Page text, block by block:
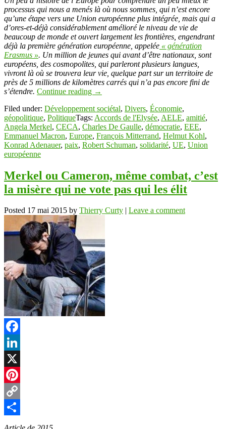
processus qui nous a menés là où nous sommes, qui n’est encore
qu’une étape vers une Union européenne plus intégrée, mais qui a
d’ores-et-déjà considérablement amélioré le niveau de vie de
beaucoup de monde et ouvert largement les frontières, engendrant
déjà la première génération européenne, appelée « génération
Erasmus ». Un million de jeunes qui avant d’être nationaux, sont
européens, des cosmopolites, qui parleront plusieurs langues,
vivront là où se trouvera leur vie, quelque part sur un territoire de
près de 5 millions de kilomètres carrés qui n’a pas encore fini de
s’étendre. Continue reading →
Filed under: Développement sociétal, Divers, Économie,
géopolitique, PolitiqueTags: Accords de l'Elysée, AELE, amitié,
Angela Merkel, CECA, Charles De Gaulle, démocratie, EEE,
Emmanuel Macron, Europe, François Mitterrand, Helmut Kohl,
Konrad Adenauer, paix, Robert Schuman, solidarité, UE, Union
européenne
Merkel ou Cameron, même combat, c’est
la misère qui ne vote pas qui les élit
Posted 17 mai 2015 by Thierry Curty Leave a comment
Facebook
LinkedIn
X
Pinterest
Copy
Link
Partager